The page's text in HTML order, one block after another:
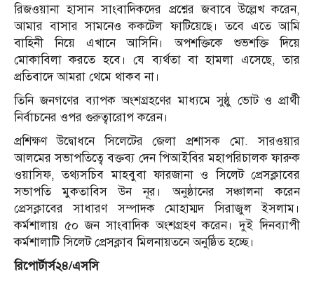
রিজওয়ানা হাসান সাংবাদিকদের প্রশ্নের জবাবে উল্লেখ করেন,
আমার বাসার সামনেও ককটেল ফাটিয়েছে। তবে এতে আমি
বাহিনী নিয়ে এখানে আসিনি। অপশক্তিকে শুভশক্তি দিয়ে
মোকাবিলা করতে হবে। যে ব্যর্থতা বা হামলা এসেছে, তার
প্রতিবাদে আমরা থেমে থাকব না।
তিনি জনগণের ব্যাপক অংশগ্রহণের মাধ্যমে সুষ্ঠু ভোট ও প্রার্থী
নির্বাচনের ওপর গুরুত্বারোপ করেন।
প্রশিক্ষণ উদ্বোধনে সিলেটের জেলা প্রশাসক মো. সারওয়ার
আলমের সভাপতিত্বে বক্তব্য দেন পিআইবির মহাপরিচালক ফারুক
ওয়াসিফ, তথ্যসচিব মাহবুবা ফারজানা ও সিলেট প্রেসক্লাবের
সভাপতি মুকতাবিস উন নূর। অনুষ্ঠানের সঞ্চালনা করেন
প্রেসক্লাবের সাধারণ সম্পাদক মোহাম্মদ সিরাজুল ইসলাম।
কর্মশালায় ৫০ জন সাংবাদিক অংশগ্রহণ করেন। দুই দিনব্যাপী
কর্মশালাটি সিলেট প্রেসক্লাব মিলনায়তনে অনুষ্ঠিত হচ্ছে।
রিপোর্টার্স২৪/এসসি